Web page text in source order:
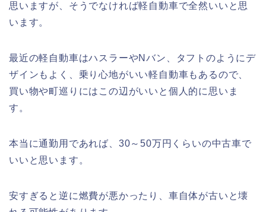
思いますが、そうでなければ軽自動車で全然いいと思
います。
最近の軽自動車はハスラーやNバン、タフトのようにデ
ザインもよく、乗り心地がいい軽自動車もあるので、
買い物や町巡りにはこの辺がいいと個人的に思いま
す。
本当に通勤用であれば、30～50万円くらいの中古車で
いいと思います。
安すぎると逆に燃費が悪かったり、車自体が古いと壊